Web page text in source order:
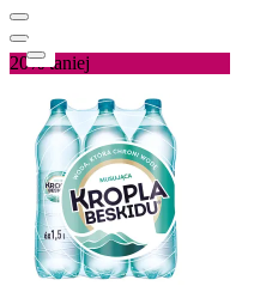
20%taniej